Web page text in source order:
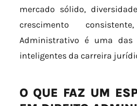
mercado sólido,
crescimento
Administrativo é uma das
inteligentes da carreira
O QUE FAZ UM